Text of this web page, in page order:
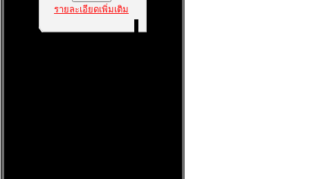
รายละเอียดเพิ่มเติม